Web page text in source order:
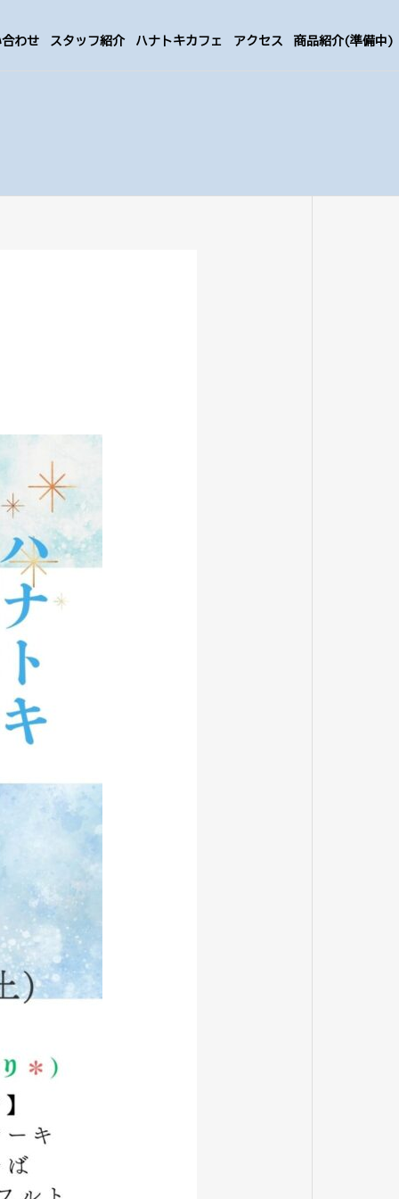
わせ スタッフ紹介 ハナトキカフェ アクセス 商品紹介(準備中)